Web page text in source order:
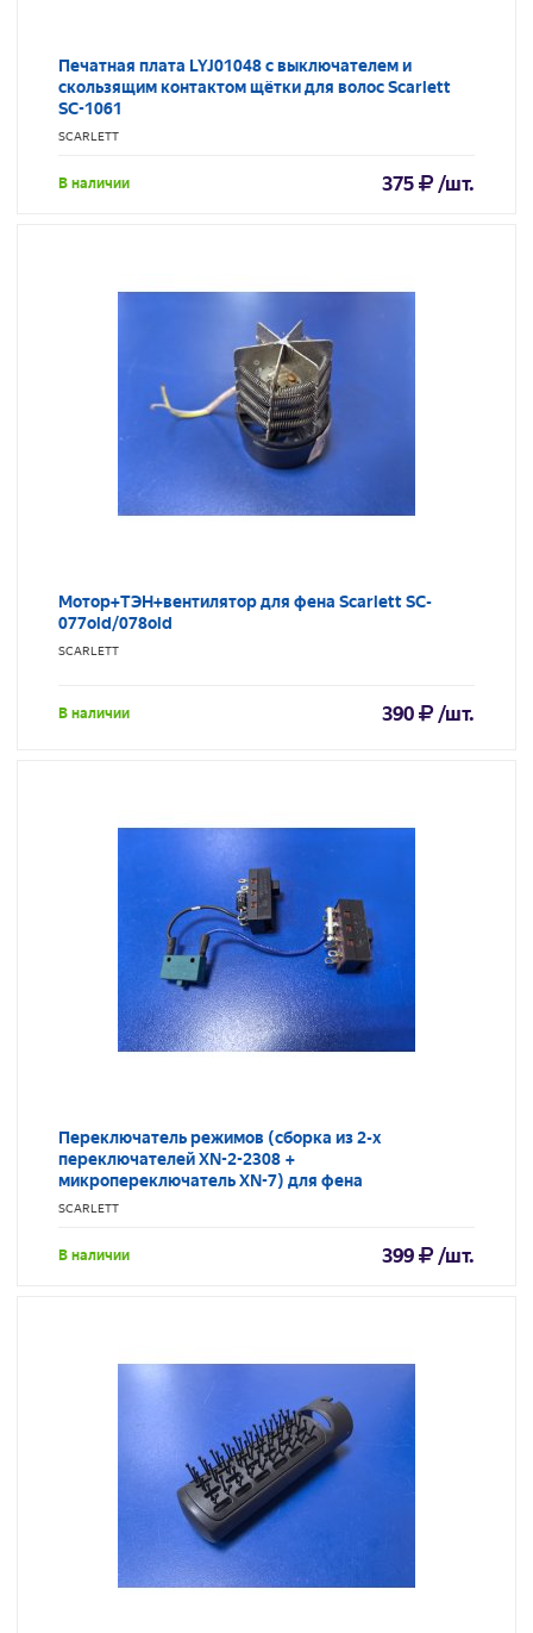
Печатная плата LYJ01048 с выключателем и
скользящим контактом щётки для волос Scarlett
SC-1061
SCARLETT
В наличии 375 /шт.
Мотор+ТЭН+вентилятор для фена Scarlett SC-
077old/078old
SCARLETT
В наличии 390 /шт.
Переключатель режимов (сборка из 2-х
переключателей XN-2-2308 +
микропереключатель XN-7) для фена
SCARLETT
В наличии 399 /шт.